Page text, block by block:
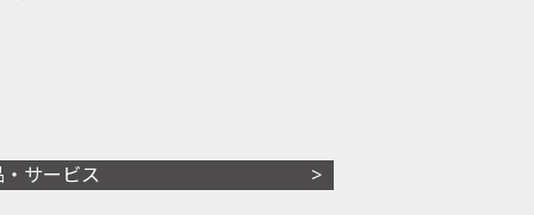
・サービス